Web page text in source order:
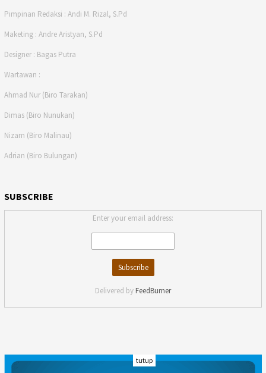
Pimpinan Redaksi : Andi M. Rizal, S.Pd
Maketing : Andre Aristyan, S.Pd
Designer : Bagas Putra
Wartawan :
Ahmad Nur (Biro Tarakan)
Dimas (Biro Nunukan)
Nizam (Biro Malinau)
Adrian (Biro Bulungan)
SUBSCRIBE
Enter your email address:
Delivered by FeedBurner
tutup